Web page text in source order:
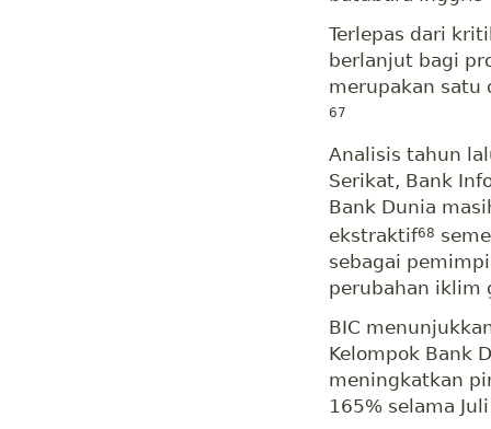
Terlepas dari
berlanjut bagi
merupakan satu
67
Analisis tahun
Serikat, Bank
Bank Dunia
ekstraktif68
sebagai
perubahan iklim
BIC
Kelompok Bank
meningkatkan
165% selama